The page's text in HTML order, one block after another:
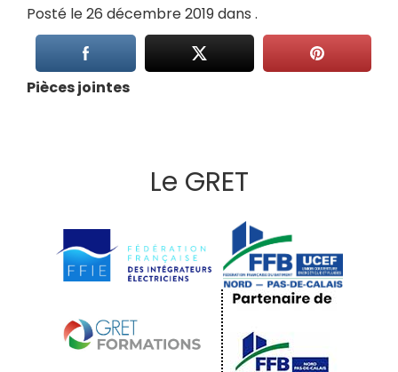
Posté le 26 décembre 2019 dans .
Pièces jointes
Le GRET